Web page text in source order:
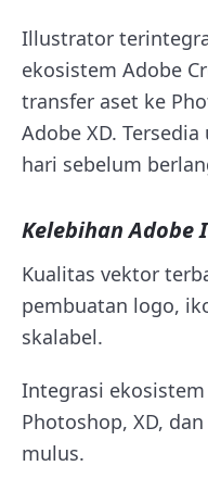
Illustrator
ekosistem Adobe
transfer aset ke
Adobe XD.
hari sebelum
Kelebihan
Kualitas vektor
pembuatan logo,
skalabel.
Integrasi
Photoshop, XD,
mulus.